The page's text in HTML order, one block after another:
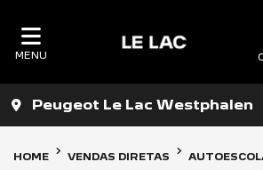
MENU
Peugeot Le Lac Westphalen
HOME VENDAS DIRETAS